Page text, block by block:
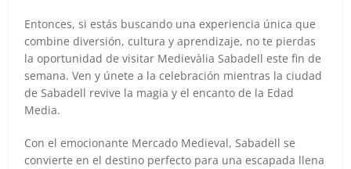
Entonces, si estás buscando una experiencia única que
combine diversión, cultura y aprendizaje, no te pierdas
la oportunidad de visitar Medievàlia Sabadell este fin de
semana. Ven y únete a la celebración mientras la ciudad
de Sabadell revive la magia y el encanto de la Edad
Media.
Con el emocionante Mercado Medieval, Sabadell se
convierte en el destino perfecto para una escapada llena